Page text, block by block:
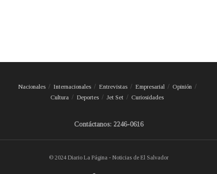
Nacionales Internacionales Entrevistas Empresarial
Opinión
Cultura
Deportes Jet Set Curiosidades
Contáctanos: 2246-0616
© 2024 Diario La Página - Noticias de El Salvador